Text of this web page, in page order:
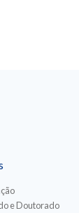
e Doutorado